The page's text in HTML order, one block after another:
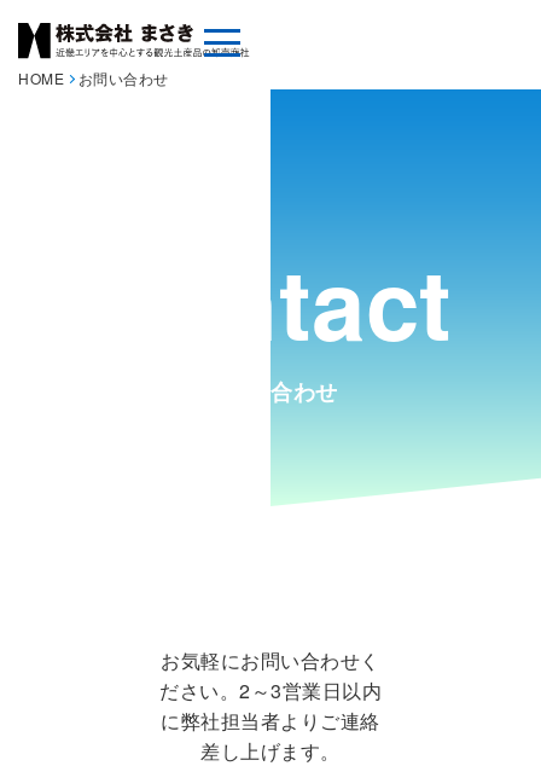
HOME お問い合わせ
お問い合わせ
お気軽にお問い合わせく
ださい。2～3営業日以内
に弊社担当者よりご連絡
差し上げます。